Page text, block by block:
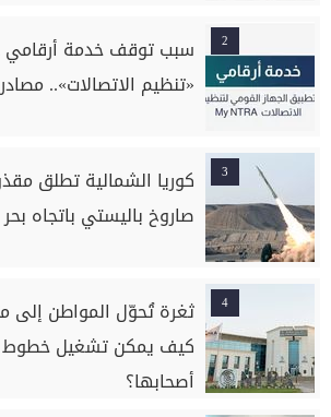
2
سبب توقف خدمة
«تنظيم الاتصالات»..
3
كوريا الشمالية تطلق
صاروخ باليستي باتجاه بحر
4
ثغرة تُحوّل المواطن
كيف يمكن تشغيل خطوط
أصحابها؟